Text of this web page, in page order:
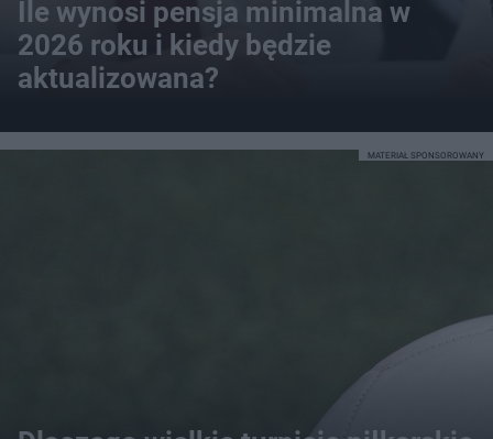
Ile wynosi pensja minimalna w
2026 roku i kiedy będzie
aktualizowana?
MATERIAŁ SPONSOROWANY